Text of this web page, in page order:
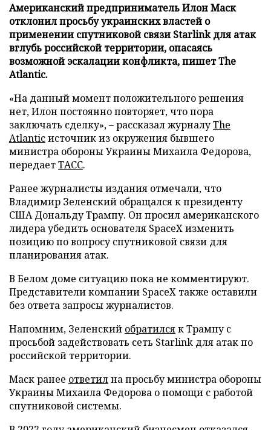
Американский предприниматель Илон Маск
отклонил просьбу украинских властей о
применении спутниковой связи Starlink для атак
вглубь российской территории, опасаясь
возможной эскалации конфликта, пишет The
Atlantic.
«На данный момент положительного решения
нет, Илон постоянно повторяет, что пора
заключать сделку», – рассказал журналуThe
Atlanticисточник из окружения бывшего
министра обороны Украины Михаила Федорова,
передаетТАСС.
Ранее журналисты издания отмечали, что
Владимир Зеленский обращался к президенту
США Дональду Трампу. Он просил американского
лидера убедить основателя SpaceX изменить
позицию по вопросу спутниковой связи для
планирования атак.
В Белом доме ситуацию пока не комментируют.
Представители компании SpaceX также оставили
без ответа запросы журналистов.
Напомним, Зеленский обратилсяк Трампу с
просьбой задействовать сеть Starlink для атак по
российской территории.
Маск ранее ответилна просьбу министра обороны
Украины Михаила Федорова о помощи с работой
спутниковой системы.